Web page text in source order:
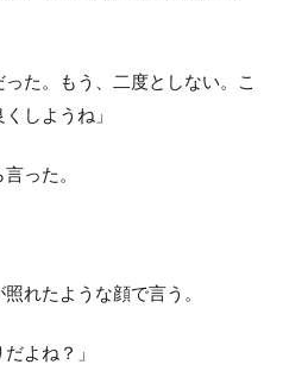
った。もう、二度としない。こ
しようね」
った。
れたような顔で言う。
よね？」